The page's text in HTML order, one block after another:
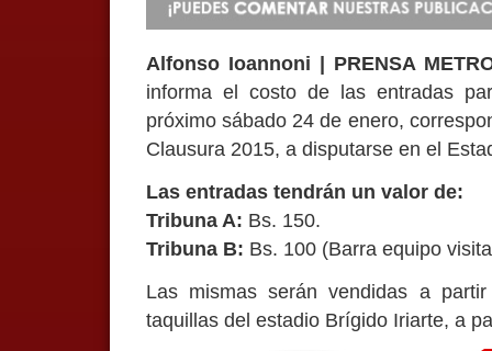
Alfonso Ioannoni | PRENSA
informa el costo de las entradas
próximo sábado 24 de enero,
Clausura 2015, a disputarse en el
Las entradas tendrán un valor de:
Tribuna A: Bs. 150.
Tribuna B: Bs. 100 (Barra equipo
Las mismas serán vendidas a
taquillas del estadio Brígido Iriarte, a